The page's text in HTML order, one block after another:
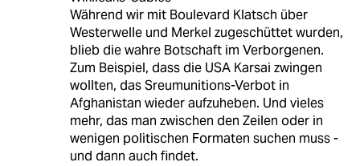
Während wir mit Boulevard Klatsch über
Westerwelle und Merkel zugeschüttet wurden,
blieb die wahre Botschaft im Verborgenen.
Zum Beispiel, dass die USA Karsai zwingen
wollten, das Sreumunitions-Verbot in
Afghanistan wieder aufzuheben. Und vieles
mehr, das man zwischen den Zeilen oder in
wenigen politischen Formaten suchen muss -
und dann auch findet.